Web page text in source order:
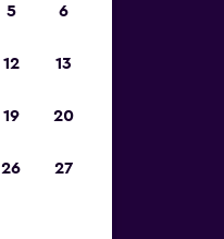
5 6
12 13
19 20
26 27